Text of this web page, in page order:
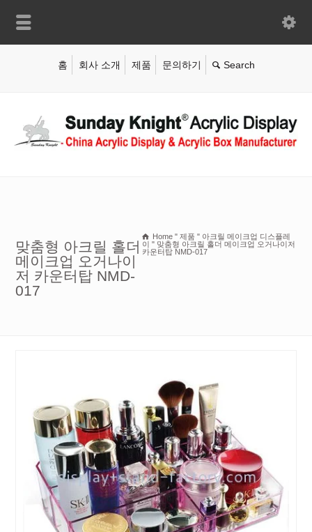
홈 회사 소개 제품 문의하기
맞춤형 아크릴 홀더
메이크업 오거나이
저 카운터탑 NMD-
017
Home " 제품 " 아크릴 메이크업 디스플레
이 " 맞춤형 아크릴 홀더 메이크업 오거나이저
카운터탑 NMD-017